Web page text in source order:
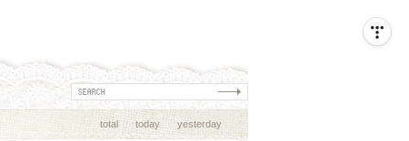
total today yesterday